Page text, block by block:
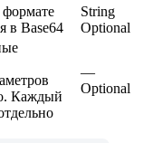
в Base64
String
Optional
Каждый
—
Optional